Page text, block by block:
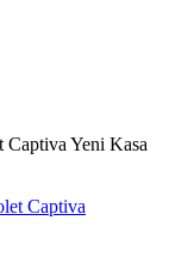
Yeni Kasa